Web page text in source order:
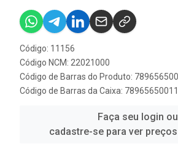
Código: 11156
Código NCM: 22021000
Código de Barras do Produto:
Código de Barras da Caixa:
Faça seu login ou
cadastre-se para ver